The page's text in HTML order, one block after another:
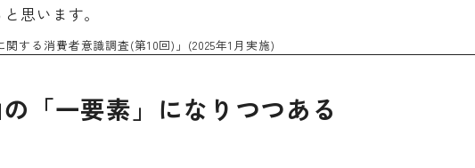
思います。
する消費者意識調査(第10回)」(2025年1月実施)
「一要素」になりつつある